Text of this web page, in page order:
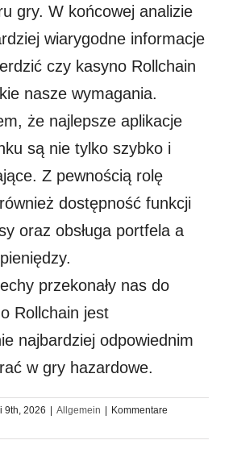
gry. W końcowej analizie
wiarygodne informacje
czy kasyno Rollchain
nasze wymagania.
że najlepsze aplikacje
są nie tylko szybko i
Z pewnością rolę
dostępność funkcji
oraz obsługa portfela a
przekonały nas do
Rollchain jest
najbardziej odpowiednim
w gry hazardowe.
9th, 2026 Allgemein
Kommentare